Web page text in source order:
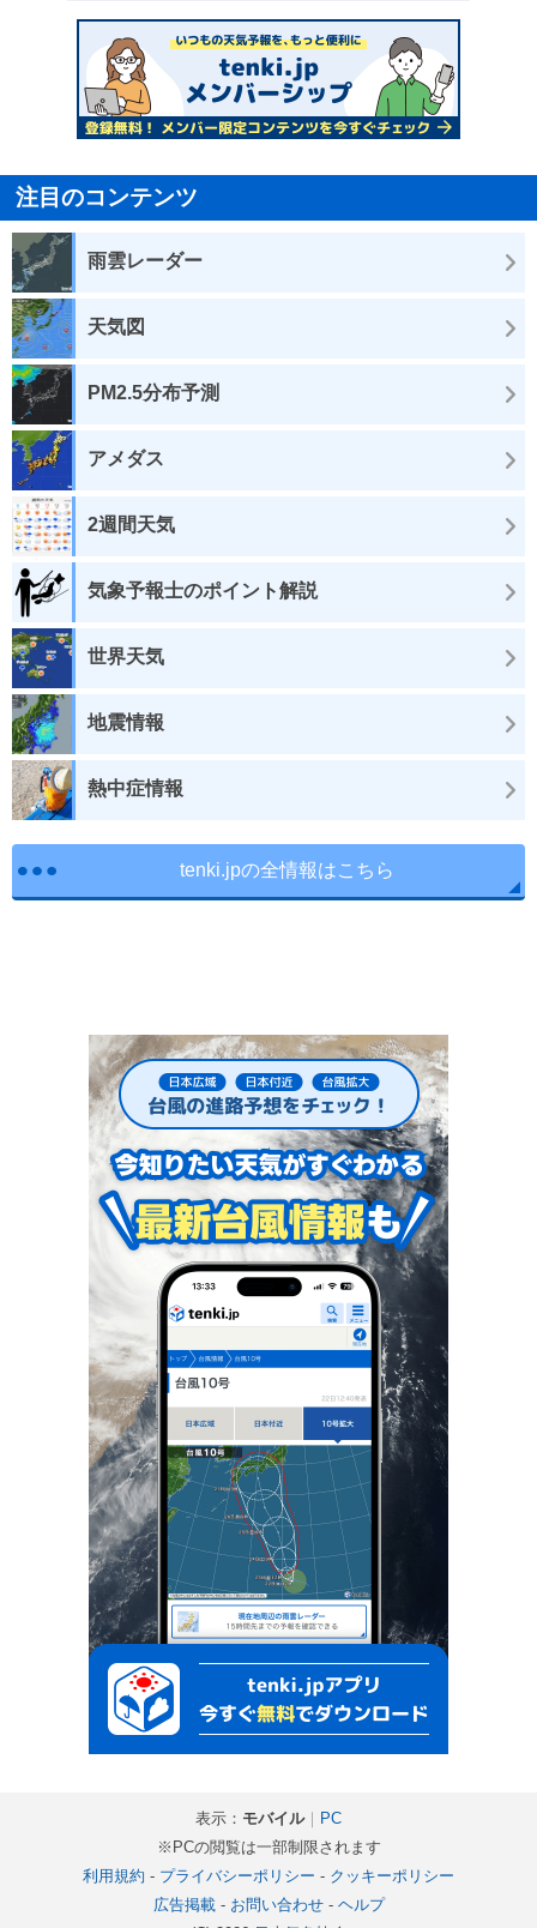
注目のコンテンツ
雨雲レーダー
天気図
PM2.5分布予測
アメダス
2週間天気
気象予報士のポイント解説
世界天気
地震情報
熱中症情報
tenki.jpの全情報はこちら
表示： モバイル｜ PC
※PCの閲覧は一部制限されます
利用規約 - プライバシーポリシー - クッキーポリシー
広告掲載- お問い合わせ- ヘルプ